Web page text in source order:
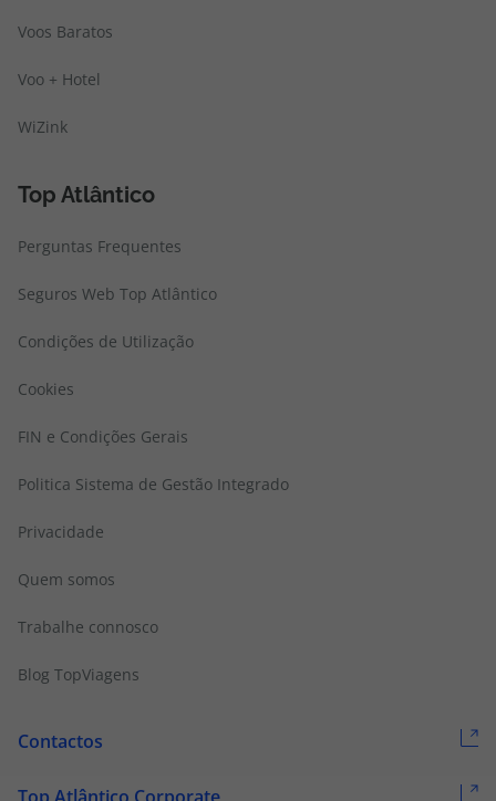
Voos Baratos
Voo + Hotel
WiZink
Top Atlântico
Perguntas Frequentes
Seguros Web Top Atlântico
Condições de Utilização
Cookies
FIN e Condições Gerais
Politica Sistema de Gestão Integrado
Privacidade
Quem somos
Trabalhe connosco
Blog TopViagens
Contactos